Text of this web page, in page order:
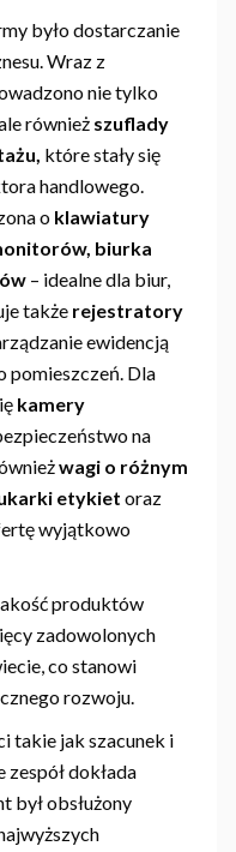
było dostarczanie
Wraz z
nie tylko
również szuflady
które stały się
handlowego.
o klawiatury
biurka
– idealne dla biur,
także rejestratory
ewidencją
pomieszczeń. Dla
kamery
na
wagi o różnym
etykiet oraz
wyjątkowo
produktów
zadowolonych
co stanowi
rozwoju.
takie jak szacunek i
dokłada
był obsłużony